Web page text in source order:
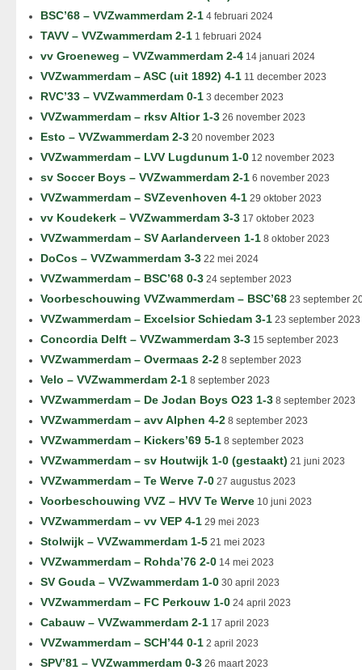
BSC’68 – VVZwammerdam 2-1 4 februari 2024
TAVV – VVZwammerdam 2-1 1 februari 2024
vv Groeneweg – VVZwammerdam 2-4 14 januari 2024
VVZwammerdam – ASC (uit 1892) 4-1 11 december 2023
RVC’33 – VVZwammerdam 0-1 3 december 2023
VVZwammerdam – rksv Altior 1-3 26 november 2023
Esto – VVZwammerdam 2-3 20 november 2023
VVZwammerdam – LVV Lugdunum 1-0 12 november 2023
sv Soccer Boys – VVZwammerdam 2-1 6 november 2023
VVZwammerdam – SVZevenhoven 4-1 29 oktober 2023
vv Koudekerk – VVZwammerdam 3-3 17 oktober 2023
VVZwammerdam – SV Aarlanderveen 1-1 8 oktober 2023
DoCos – VVZwammerdam 3-3 22 mei 2024
VVZwammerdam – BSC’68 0-3 24 september 2023
Voorbeschouwing VVZwammerdam – BSC’68 23 september
VVZwammerdam – Excelsior Schiedam 3-1 23 september 2023
Concordia Delft – VVZwammerdam 3-3 15 september 2023
VVZwammerdam – Overmaas 2-2 8 september 2023
Velo – VVZwammerdam 2-1 8 september 2023
VVZwammerdam – De Jodan Boys O23 1-3 8 september 2023
VVZwammerdam – avv Alphen 4-2 8 september 2023
VVZwammerdam – Kickers’69 5-1 8 september 2023
VVZwammerdam – sv Houtwijk 1-0 (gestaakt) 21 juni 2023
VVZwammerdam – Te Werve 7-0 27 augustus 2023
Voorbeschouwing VVZ – HVV Te Werve 10 juni 2023
VVZwammerdam – vv VEP 4-1 29 mei 2023
Stolwijk – VVZwammerdam 1-5 21 mei 2023
VVZwammerdam – Rohda’76 2-0 14 mei 2023
SV Gouda – VVZwammerdam 1-0 30 april 2023
VVZwammerdam – FC Perkouw 1-0 24 april 2023
Cabauw – VVZwammerdam 2-1 17 april 2023
VVZwammerdam – SCH’44 0-1 2 april 2023
SPV’81 – VVZwammerdam 0-3 26 maart 2023